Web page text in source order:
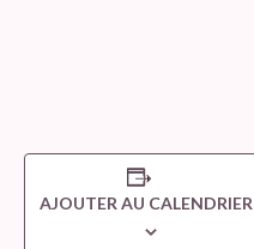
AJOUTER AU CALENDRIER